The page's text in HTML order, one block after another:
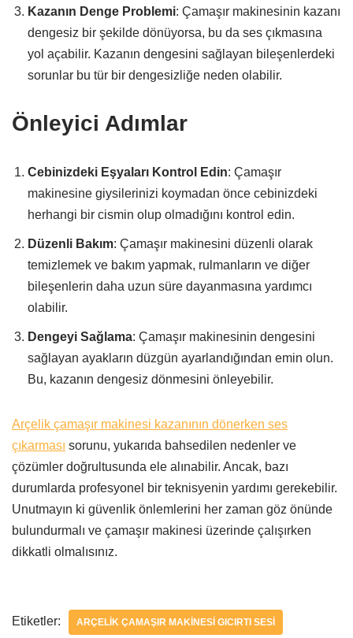
Kazanın Denge Problemi: Çamaşır makinesinin kazanı
dengesiz bir şekilde dönüyorsa, bu da ses çıkmasına
yol açabilir. Kazanın dengesini sağlayan bileşenlerdeki
sorunlar bu tür bir dengesizliğe neden olabilir.
Önleyici Adımlar
Cebinizdeki Eşyaları Kontrol Edin: Çamaşır
makinesine giysilerinizi koymadan önce cebinizdeki
herhangi bir cismin olup olmadığını kontrol edin.
Düzenli Bakım: Çamaşır makinesini düzenli olarak
temizlemek ve bakım yapmak, rulmanların ve diğer
bileşenlerin daha uzun süre dayanmasına yardımcı
olabilir.
Dengeyi Sağlama: Çamaşır makinesinin dengesini
sağlayan ayakların düzgün ayarlandığından emin olun.
Bu, kazanın dengesiz dönmesini önleyebilir.
Arçelik çamaşır makinesi kazanının dönerken ses
çıkarması sorunu, yukarıda bahsedilen nedenler ve
çözümler doğrultusunda ele alınabilir. Ancak, bazı
durumlarda profesyonel bir teknisyenin yardımı gerekebilir.
Unutmayın ki güvenlik önlemlerini her zaman göz önünde
bulundurmalı ve çamaşır makinesi üzerinde çalışırken
dikkatli olmalısınız.
Etiketler: ARÇELIK ÇAMAŞIR MAKINESI GICIRTI SESI